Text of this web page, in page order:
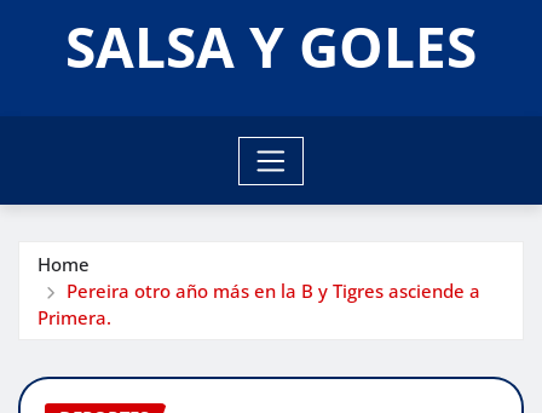
SALSA Y GOLES
Home
Pereira otro año más en la B y Tigres asciende a
Primera.